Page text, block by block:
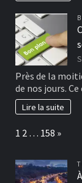
Près de la
de nos jours.
Lire la suite
Page:
1 2 … 158 Next
»